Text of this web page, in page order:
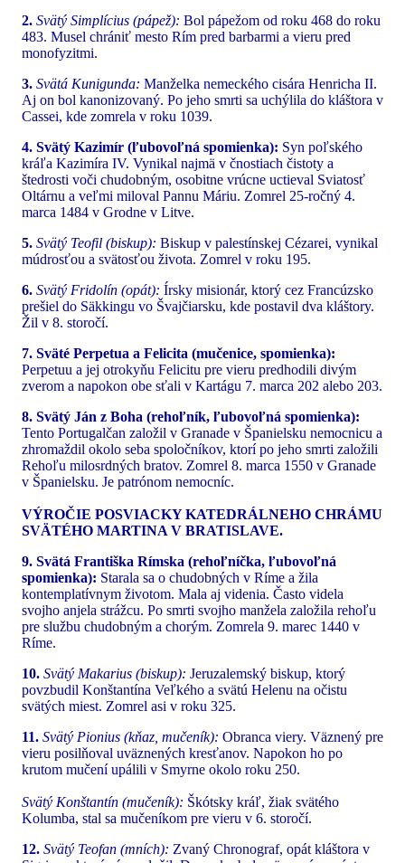
2. Svätý Simplícius (pápež): Bol pápežom od roku 468 do roku
483. Musel chrániť mesto Rím pred barbarmi a vieru pred
monofyzitmi.
3. Svätá Kunigunda: Manželka nemeckého cisára Henricha II.
Aj on bol kanonizovaný. Po jeho smrti sa uchýlila do kláštora v
Cassei, kde zomrela v roku 1039.
4. Svätý Kazimír (ľubovoľná spomienka): Syn poľského
kráľa Kazimíra IV. Vynikal najmä v čnostiach čistoty a
štedrosti voči chudobným, osobitne vrúcne uctieval Sviatosť
Oltárnu a veľmi miloval Pannu Máriu. Zomrel 25-ročný 4.
marca 1484 v Grodne v Litve.
5. Svätý Teofil (biskup): Biskup v palestínskej Cézarei, vynikal
múdrosťou a svätosťou života. Zomrel v roku 195.
6. Svätý Fridolín (opát): Írsky misionár, ktorý cez Francúzsko
prešiel do Säkkingu vo Švajčiarsku, kde postavil dva kláštory.
Žil v 8. storočí.
7. Sväté Perpetua a Felicita (mučenice, spomienka):
Perpetuu a jej otrokyňu Felicitu pre vieru predhodili divým
zverom a napokon obe sťali v Kartágu 7. marca 202 alebo 203.
8. Svätý Ján z Boha (rehoľník, ľubovoľná spomienka):
Tento Portugalčan založil v Granade v Španielsku nemocnicu a
zhromaždil okolo seba spoločníkov, ktorí po jeho smrti založili
Rehoľu milosrdných bratov. Zomrel 8. marca 1550 v Granade
v Španielsku. Je patrónom nemocníc.
VÝROČIE POSVIACKY KATEDRÁLNEHO CHRÁMU
SVÄTÉHO MARTINA V BRATISLAVE.
9. Svätá Františka Rímska (rehoľníčka, ľubovoľná
spomienka): Starala sa o chudobných v Ríme a žila
kontemplatívnym životom. Mala aj videnia. Často videla
svojho anjela strážcu. Po smrti svojho manžela založila rehoľu
pre službu chudobným a chorým. Zomrela 9. marec 1440 v
Ríme.
10. Svätý Makarius (biskup): Jeruzalemský biskup, ktorý
povzbudil Konštantína Veľkého a svätú Helenu na očistu
svätých miest. Zomrel asi v roku 325.
11. Svätý Pionius (kňaz, mučeník): Obranca viery. Väznený pre
vieru posilňoval uväznených kresťanov. Napokon ho po
krutom mučení upálili v Smyrne okolo roku 250.
Svätý Konštantín (mučeník): Škótsky kráľ, žiak svätého
Kolumba, stal sa mučeníkom pre vieru v 6. storočí.
12. Svätý Teofan (mních): Zvaný Chronograf, opát kláštora v